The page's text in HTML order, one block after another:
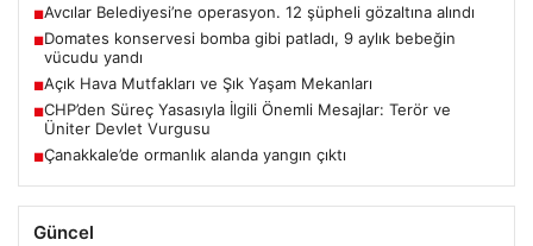
■Avcılar Belediyesi’ne operasyon. 12 şüpheli gözaltına alındı
■Domates konservesi bomba gibi patladı, 9 aylık bebeğin
vücudu yandı
■Açık Hava Mutfakları ve Şık Yaşam Mekanları
■CHP’den Süreç Yasasıyla İlgili Önemli Mesajlar: Terör ve
Üniter Devlet Vurgusu
■Çanakkale’de ormanlık alanda yangın çıktı
Güncel